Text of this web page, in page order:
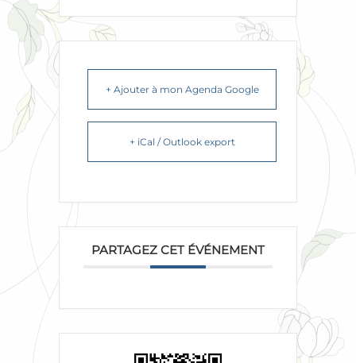
+ Ajouter à mon Agenda Google
+ iCal / Outlook export
PARTAGEZ CET ÉVÉNEMENT